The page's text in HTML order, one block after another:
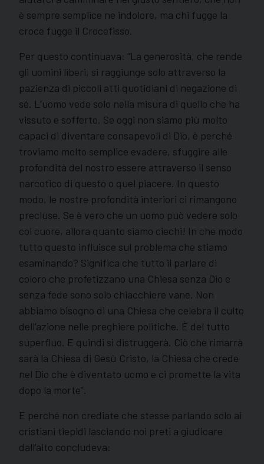
è sempre semplice ne indolore, ma chi fugge la
croce fugge il Crocefisso.
Per questo continuava: “La generosità, che rende
gli uomini liberi, si raggiunge solo attraverso la
pazienza di piccoli atti quotidiani di negazione di
sé. L’uomo vede solo nella misura di quello che ha
vissuto e sofferto. Se oggi non siamo più molto
capaci di diventare consapevoli di Dio, è perché
troviamo molto semplice evadere, sfuggire alle
profondità del nostro essere attraverso il senso
narcotico di questo o quel piacere. In questo
modo, le nostre profondità interiori ci rimangono
precluse. Se è vero che un uomo può vedere solo
col cuore, allora quanto siamo ciechi! In che modo
tutto questo influisce sul problema che stiamo
esaminando? Significa che tutto il parlare di
coloro che profetizzano una Chiesa senza Dio e
senza fede sono solo chiacchiere vane. Non
abbiamo bisogno di una Chiesa che celebra il culto
dell’azione nelle preghiere politiche. È del tutto
superfluo. E quindi si distruggerà. Ciò che rimarrà
sarà la Chiesa di Gesù Cristo, la Chiesa che crede
nel Dio che è diventato uomo e ci promette la vita
dopo la morte”.
E perché non crediate che stesse parlando solo ai
cristiani tiepidi lasciando noi preti a giudicare
dall’alto concludeva: